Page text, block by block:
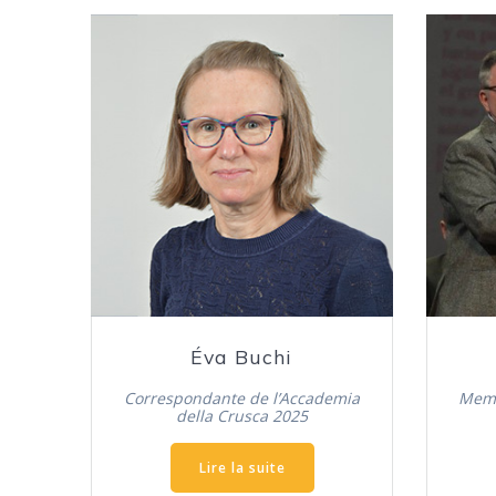
Éva Buchi
Correspondante de l’Accademia
della Crusca 2025
Lire la suite